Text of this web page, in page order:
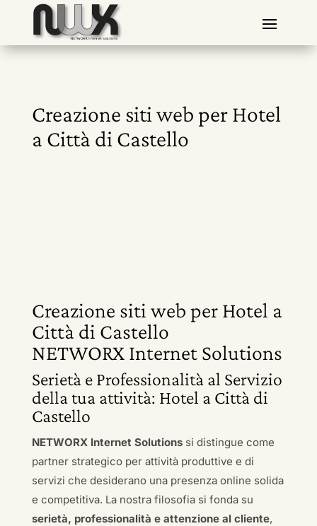
Creazione siti web per Hotel
a Città di Castello
Creazione siti web per Hotel a
Città di Castello
NETWORX Internet Solutions
Serietà e Professionalità al Servizio
della tua attività: Hotel a Città di
Castello
NETWORX Internet Solutionssi distingue come
partner strategico per attività produttive e di
servizi che desiderano una presenza online solida
e competitiva. La nostra filosofia si fonda su
serietà, professionalità e attenzione al cliente,